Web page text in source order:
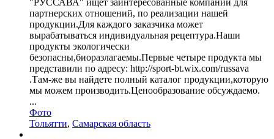
партнерских отношений, по реализации нашей
продукции.Для каждого заказчика может
вырабатываться индивидуальная рецептура.Наши
продукты экологически
безопасны,биоразлагаемы.Первые четыре продукта мы
представили по адресу: http://sport-bt.wix.com/russava
.Там-же вы найдете полный каталог продукции,которую
мы можем производить.Ценообразование обсуждаемо.
...
Фото
Тольятти, Самарская область